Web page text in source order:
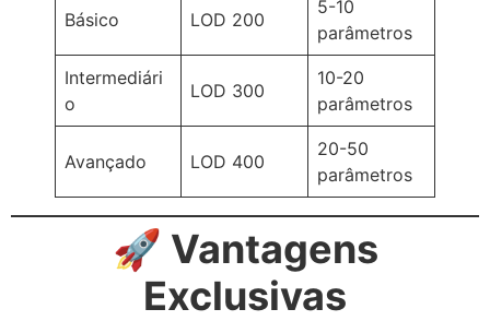
Básico LOD 200
5-10
parâmetros
Intermediári
o
LOD 300
10-20
parâmetros
Avançado LOD 400
20-50
parâmetros
🚀 Vantagens
Exclusivas